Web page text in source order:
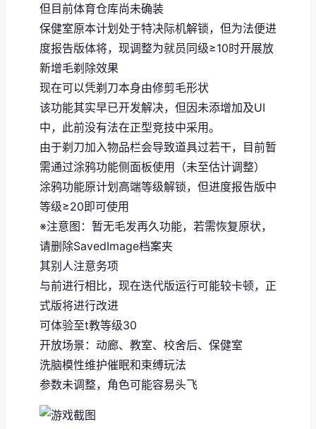
但目前体育仓库尚未确装
保健室原本计划处于特决际机解锁，但为法便进
度报告版体将，现调整为就员同级≥10时开展放
新增毛剃除效果
现在可以凭剃刀本身由修剪毛形状
该功能其实早已开发解决，但因未添增加及UI
中，此前没有法在正型竞技中采用。
由于剃刀加入物品栏会导致道具过若干，目前暂
需通过涂鸦功能侧面板使用（未至估计调整）
涂鸦功能原计划高端等级解锁，但进度报告版中
等级≥20即可使用
※注意图 ：暂无毛发再久功能，若需恢复原状，
请删除SavedImage档案夹
其别人注意务项
与前进行相比，现在迭代版运行可能较卡顿，正
式版将进行改进
可体验至t教等级30
开放场景：动廊、教室、校舍后、保健室
洗脑模性维护催眠和束缚玩法
参数未调整，角色可能容易头飞